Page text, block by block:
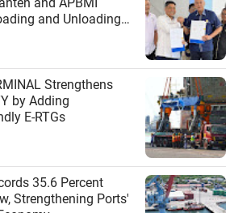
and Unloading
Port
Strengthens
by Adding
E-RTGs
35.6 Percent
Strengthening Ports'